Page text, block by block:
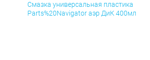
Смазка универсальная пластика
Parts%20Navigator аэр ДиК 400мл